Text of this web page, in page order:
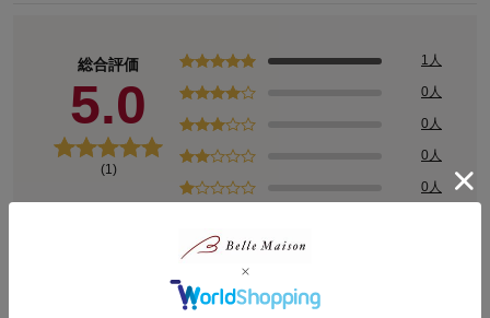
今のリアルなジュニア＆ティーンの体形に合わせた独自のサイズを
総合評価
5.0
(1)
1人
0人
0人
0人
0人